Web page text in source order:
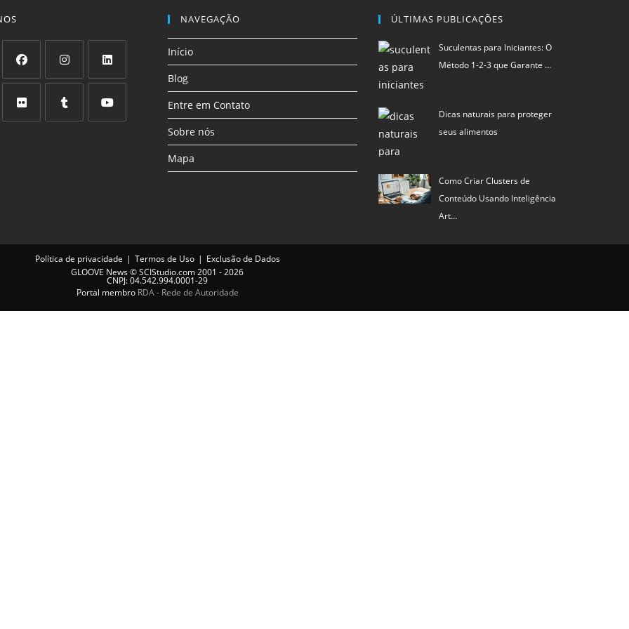
Abre
uma
Abre
uma
Abre
em
uma
NAVEGAÇÃO
Início
Blog
Entre em Contato
Sobre nós
Mapa
ÚLTIMAS PUBLICAÇÕES
Suculentas para Iniciantes: O
Método 1-2-3 que Garante …
Dicas naturais para proteger
seus alimentos
Como Criar Clusters de
Conteúdo Usando Inteligência
Art…
Política de privacidade Termos de Uso
Exclusão de Dados
GLOOVE News©SCIStudio.com2001 - 2026
CNPJ: 04.542.994.0001-29
Portal membro RDA - Rede de Autoridade